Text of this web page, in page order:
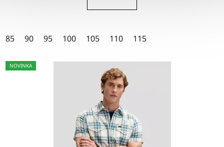
hvězdiček.
85 90 95 100 105 110 115
NOVINKA